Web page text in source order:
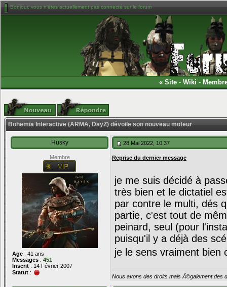
Bonjour, vous n'êtes actuellement pas connecté sur le forum
« Site - Wiki -
Bohemia Interactive (ARMA, DayZ) dévoile son nouveau moteur
Husky
Membre
Age : 41 ans
Messages : 451
Inscrit : 14 Février 2007
Statut :
28 Mai 2022, 10:37
Reprise du dernier message
je me suis décidé à
très bien et le dictatiel
par contre le multi, dés
partie, c'est tout de
peinard, seul (pour
puisqu'il y a déjà des
je le sens vraiment
Nous avons des droits mais Ã©galement des